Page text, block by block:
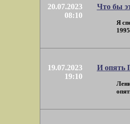
20.07.2023
08:10
Что бы
Я
19.07.2023
19:10
И опять